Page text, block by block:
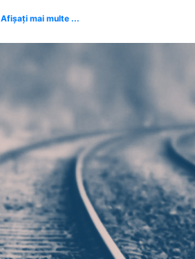
Afișați mai multe ...